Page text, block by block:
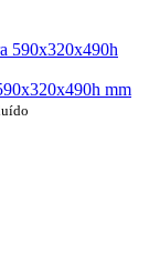
era:
é:
mm